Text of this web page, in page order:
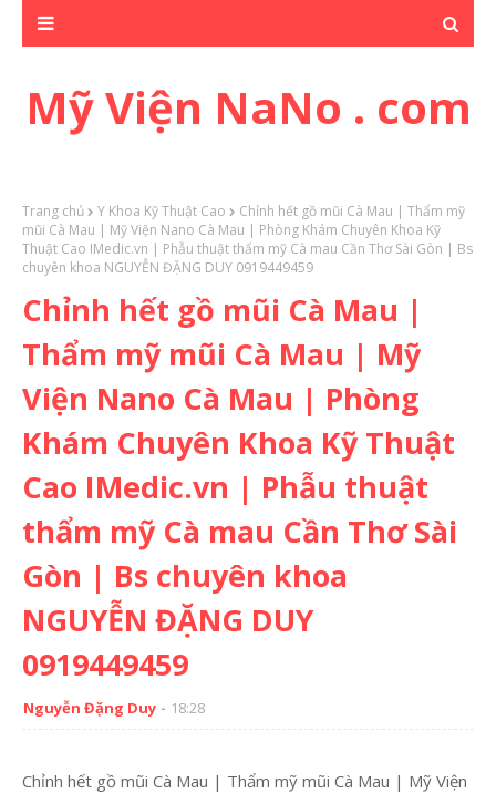
Mỹ Viện NaNo . com
Trang chủ Y Khoa Kỹ Thuật Cao
Chỉnh hết gồ mũi Cà Mau | Thẩm mỹ
mũi Cà Mau | Mỹ Viện Nano Cà Mau | Phòng Khám Chuyên Khoa Kỹ
Thuật Cao IMedic.vn | Phẫu thuật thẩm mỹ Cà mau Cần Thơ Sài Gòn | Bs
chuyên khoa NGUYỄN ĐẶNG DUY 0919449459
Chỉnh hết gồ mũi Cà Mau |
Thẩm mỹ mũi Cà Mau | Mỹ
Viện Nano Cà Mau | Phòng
Khám Chuyên Khoa Kỹ Thuật
Cao IMedic.vn | Phẫu thuật
thẩm mỹ Cà mau Cần Thơ Sài
Gòn | Bs chuyên khoa
NGUYỄN ĐẶNG DUY
0919449459
Nguyễn Đặng Duy 18:28
Chỉnh hết gồ mũi Cà Mau | Thẩm mỹ mũi Cà Mau | Mỹ Viện